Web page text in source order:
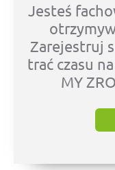
Jesteś
Zarejestruj
trać czasu
MY